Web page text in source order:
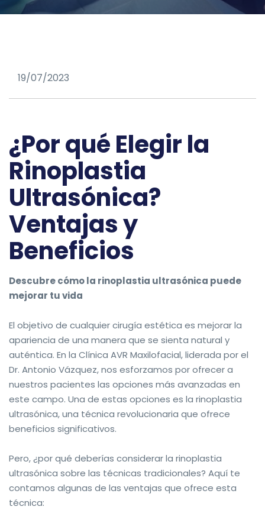
19/07/2023
¿Por qué Elegir la
Rinoplastia
Ultrasónica?
Ventajas y
Beneficios
Descubre cómo la rinoplastia ultrasónica puede
mejorar tu vida
El objetivo de cualquier cirugía estética es mejorar la
apariencia de una manera que se sienta natural y
auténtica. En la Clínica AVR Maxilofacial, liderada por el
Dr. Antonio Vázquez, nos esforzamos por ofrecer a
nuestros pacientes las opciones más avanzadas en
este campo. Una de estas opciones es la rinoplastia
ultrasónica, una técnica revolucionaria que ofrece
beneficios significativos.
Pero, ¿por qué deberías considerar la rinoplastia
ultrasónica sobre las técnicas tradicionales? Aquí te
contamos algunas de las ventajas que ofrece esta
técnica: